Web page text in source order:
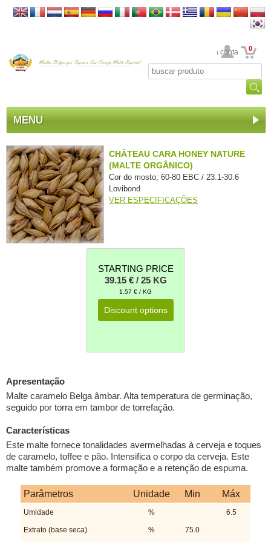
Sua conta 0
MENU
CHÂTEAU CARA HONEY NATURE
(MALTE ORGÂNICO)
Cor do mosto; 60-80 EBC / 23.1-30.6
Lovibond
VER ESPECIFICAÇÕES
STARTING PRICE
39.15 € / 25 KG
1.57 € / KG
Discount options
Apresentação
Malte caramelo Belga âmbar. Alta temperatura de germinação,
seguido por torra em tambor de torrefação.
Características
Este malte fornece tonalidades avermelhadas à cerveja e toques
de caramelo, toffee e pão. Intensifica o corpo da cerveja. Este
malte também promove a formação e a retenção de espuma.
Parâmetros Unidade Min Máx
Umidade % 6.5
Extrato (base seca) % 75.0